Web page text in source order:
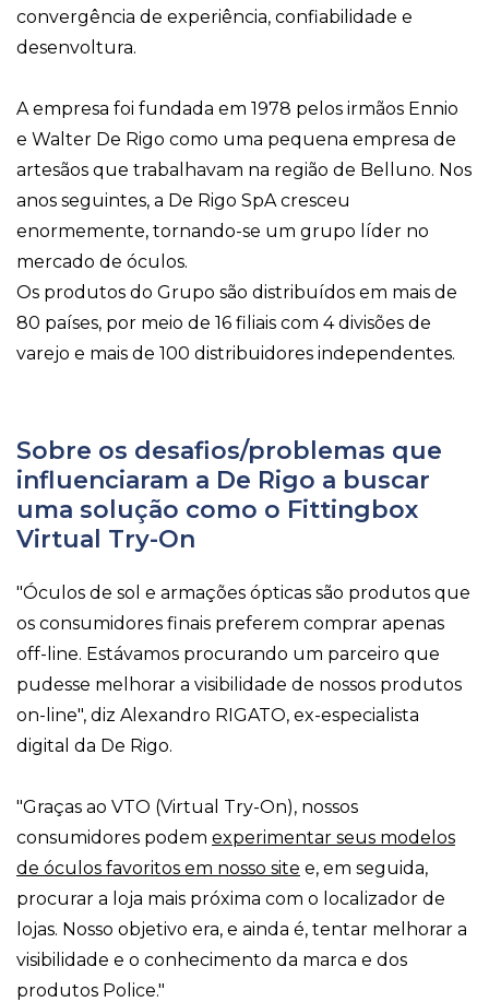
convergência de experiência, confiabilidade e
desenvoltura.
A empresa foi fundada em 1978 pelos irmãos Ennio
e Walter De Rigo como uma pequena empresa de
artesãos que trabalhavam na região de Belluno. Nos
anos seguintes, a De Rigo SpA cresceu
enormemente, tornando-se um grupo líder no
mercado de óculos.
Os produtos do Grupo são distribuídos em mais de
80 países, por meio de 16 filiais com 4 divisões de
varejo e mais de 100 distribuidores independentes.
Sobre os desafios/problemas que
influenciaram a De Rigo a buscar
uma solução como o Fittingbox
Virtual Try-On
"Óculos de sol e armações ópticas são produtos que
os consumidores finais preferem comprar apenas
off-line. Estávamos procurando um parceiro que
pudesse melhorar a visibilidade de nossos produtos
on-line", diz Alexandro RIGATO, ex-especialista
digital da De Rigo.
"Graças ao VTO (Virtual Try-On), nossos
consumidores podem experimentar seus modelos
de óculos favoritos em nosso site e, em seguida,
procurar a loja mais próxima com o localizador de
lojas. Nosso objetivo era, e ainda é, tentar melhorar a
visibilidade e o conhecimento da marca e dos
produtos Police."